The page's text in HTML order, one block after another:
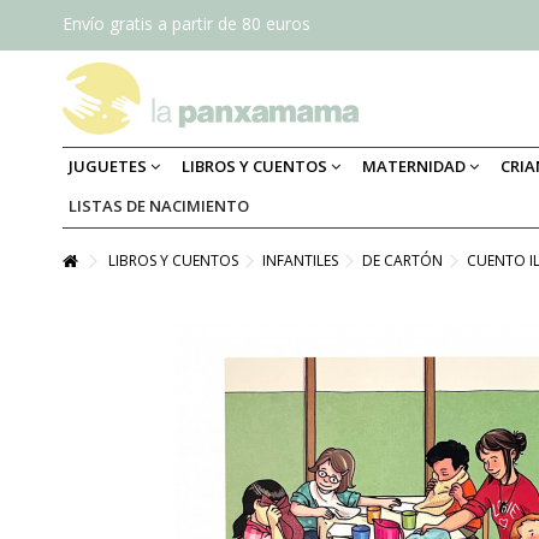
Envío gratis a partir de 80 euros
JUGUETES LIBROS Y CUENTOS MATERNIDAD
LISTAS DE NACIMIENTO
LIBROS Y CUENTOS INFANTILES DE CARTÓN CUENTO